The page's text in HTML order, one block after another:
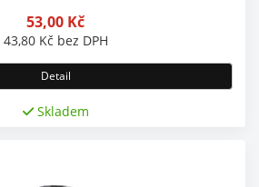
53,00 Kč
43,80 Kč bez DPH
Detail
Skladem